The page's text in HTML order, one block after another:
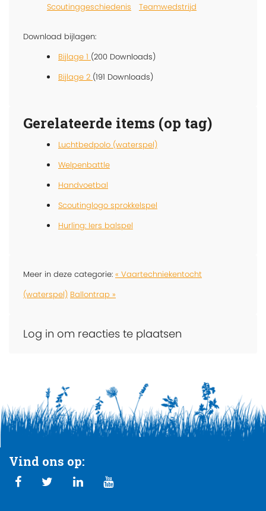
Scoutinggeschiedenis
Teamwedstrijd
Download bijlagen:
Bijlage 1 (200 Downloads)
Bijlage 2 (191 Downloads)
Gerelateerde items (op tag)
Luchtbedpolo (waterspel)
Welpenbattle
Handvoetbal
Scoutinglogo sprokkelspel
Hurling: Iers balspel
Meer in deze categorie: « Vaartechniekentocht
(waterspel) Ballontrap »
Log in om reacties te plaatsen
Vind ons op: